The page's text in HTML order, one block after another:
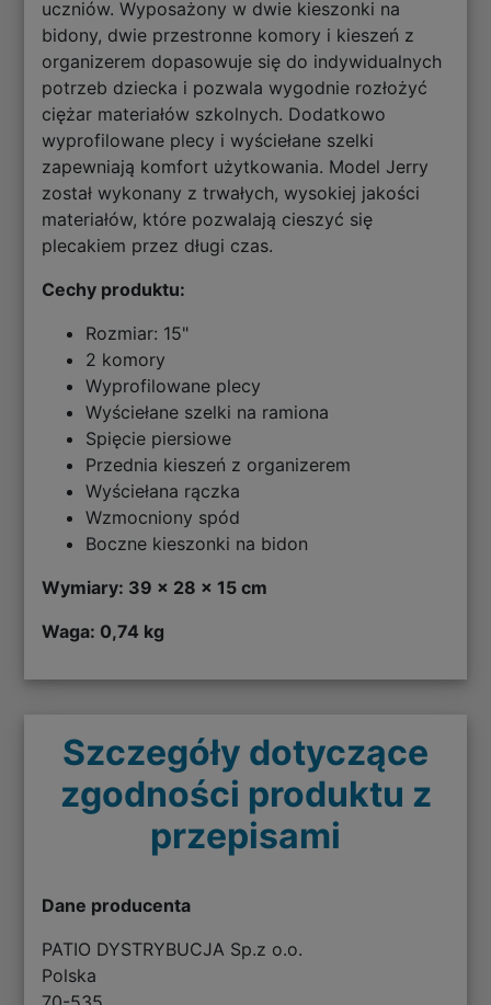
uczniów. Wyposażony w dwie kieszonki na
bidony, dwie przestronne komory i kieszeń z
organizerem dopasowuje się do indywidualnych
potrzeb dziecka i pozwala wygodnie rozłożyć
ciężar materiałów szkolnych. Dodatkowo
wyprofilowane plecy i wyściełane szelki
zapewniają komfort użytkowania. Model Jerry
został wykonany z trwałych, wysokiej jakości
materiałów, które pozwalają cieszyć się
plecakiem przez długi czas.
Cechy produktu:
Rozmiar: 15"
2 komory
Wyprofilowane plecy
Wyściełane szelki na ramiona
Spięcie piersiowe
Przednia kieszeń z organizerem
Wyściełana rączka
Wzmocniony spód
Boczne kieszonki na bidon
Wymiary: 39 x 28 x 15 cm
Waga: 0,74 kg
Szczegóły dotyczące
zgodności produktu z
przepisami
Dane producenta
PATIO DYSTRYBUCJA Sp.z o.o.
Polska